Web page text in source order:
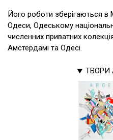
Його роботи зберігаються в
Одеси, Одеському
численних приватних
Амстердамі та Одесі.
ТВОРИ